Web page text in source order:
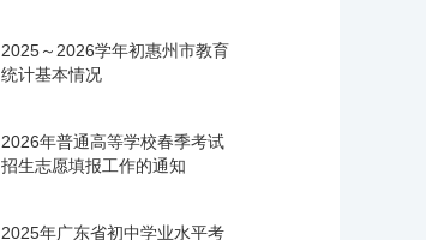
2025～2026学年初惠州市教育
统计基本情况
2026年普通高等学校春季考试
招生志愿填报工作的通知
2025年广东省初中学业水平考